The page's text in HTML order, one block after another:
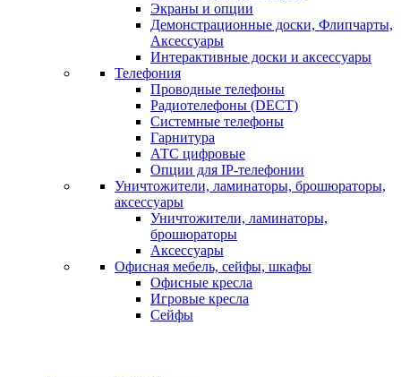
Экраны и опции
Демонстрационные доски, Флипчарты,
Аксессуары
Интерактивные доски и аксессуары
Телефония
Проводные телефоны
Радиотелефоны (DECT)
Системные телефоны
Гарнитура
АТС цифровые
Опции для IP-телефонии
Уничтожители, ламинаторы, брошюраторы,
аксессуары
Уничтожители, ламинаторы,
брошюраторы
Аксессуары
Офисная мебель, сейфы, шкафы
Офисные кресла
Игровые кресла
Сейфы